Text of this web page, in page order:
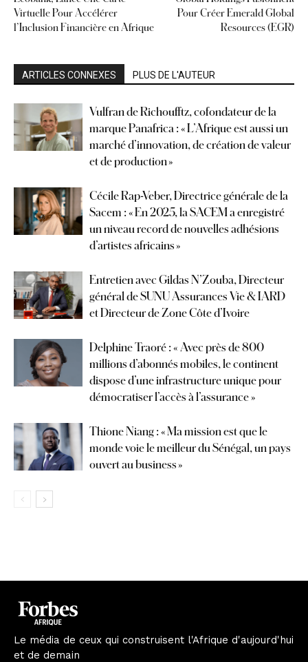
Virtuelle Pour Accélérer
l’Inclusion Financière en Afrique
Pour Créer Emerald Global
Resources (EGR)
ARTICLES CONNEXES PLUS DE L'AUTEUR
Vulfran de Richoufftz, cofondateur de la
marque Panafrica : « L’Afrique est aussi un
marché d’innovation, de création de valeur
et de production »
Cécile Rap-Veber, Directrice générale de la
Sacem : « En 2025, la SACEM a enregistré
un niveau record de nouvelles adhésions
d’artistes africains »
Entretien avec Gildas N’Zouba, Directeur
général de SUNU Assurances Vie & IARD
et Directeur de Zone Côte d’Ivoire
Delphine Traoré : « Avec près de 800
millions d’abonnés mobiles, le continent
dispose d’une infrastructure unique pour
démocratiser l’accès à l’assurance »
Thione Niang : « Ma mission est que le
monde voie le meilleur du Sénégal, un pays
ouvert au business »
Le média de ceux qui construisent l'Afrique d'aujourd'hui
et de demain